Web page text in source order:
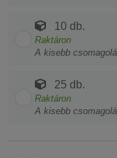
10 db.
Raktáron
A kisebb
25 db.
Raktáron
A kisebb